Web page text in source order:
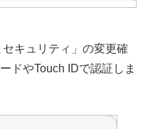
キュリティ」の変更確
ドやTouch IDで認証しま